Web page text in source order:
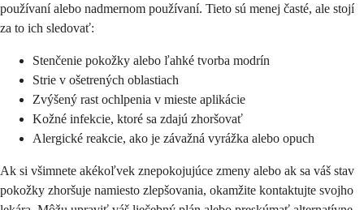
používaní alebo nadmernom používaní. Tieto sú menej časté, ale stojí
za to ich sledovať:
Stenčenie pokožky alebo ľahké tvorba modrín
Strie v ošetrených oblastiach
Zvýšený rast ochlpenia v mieste aplikácie
Kožné infekcie, ktoré sa zdajú zhoršovať
Alergické reakcie, ako je závažná vyrážka alebo opuch
Ak si všimnete akékoľvek znepokojujúce zmeny alebo ak sa váš stav
pokožky zhoršuje namiesto zlepšovania, okamžite kontaktujte svojho